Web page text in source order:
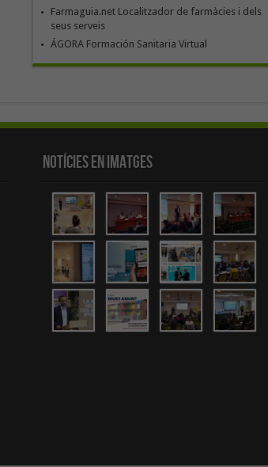
Farmaguia.net Localitzador de farmàcies i dels
seus serveis
ÁGORA Formación Sanitaria Virtual
Notícies en Imatges